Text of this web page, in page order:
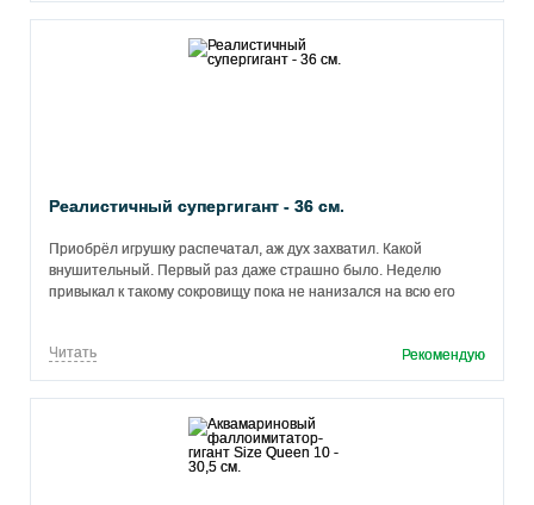
Реалистичный супергигант - 36 см.
Приобрëл игрушку распечатал, аж дух захватил. Какой
внушительный. Первый раз даже страшно было. Неделю
привыкал к такому сокровищу пока не нанизался на всю его
Читать Рекомендую